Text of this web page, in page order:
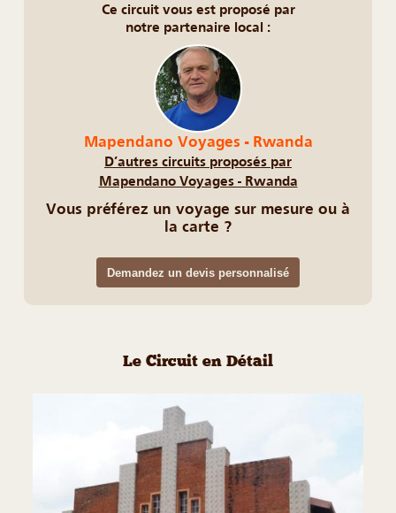
Ce circuit vous est proposé par
notre partenaire local :
Mapendano Voyages - Rwanda
D’autres circuits proposés par
Mapendano Voyages - Rwanda
Vous préférez un voyage sur mesure ou à
la carte ?
Demandez un devis personnalisé
Le Circuit en Détail